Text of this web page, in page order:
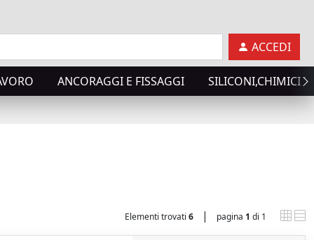
ACCEDI
ANCORAGGI E FISSAGGI SILICONI,CHIMICI
Elementi trovati 6 | pagina 1 di 1